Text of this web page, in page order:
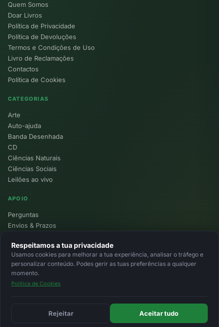
Quem Somos
Doar Livros
Política de Privacidade
Política de Devoluções
Termos e Condições de Uso
Livro de Reclamações
Contactos
Política de Cookies
CATEGORIAS
Arte
Auto-ajuda
Banda Desenhada
CD
Ciências Naturais
Ciências Sociais
Leilões ao vivo
APOIO
Perguntas
Envios & Prazos
Devoluções
Minha Conta
© 2026 Ecolivros. Todos os direitos reservados.
Respeitamos a tua privacidade
Usamos cookies para melhorar a tua experiência, analisar o tráfego e
personalizar conteúdo. Podes gerir as tuas preferências a qualquer
momento.
Política de Cookies
Rejeitar Aceitar tudo